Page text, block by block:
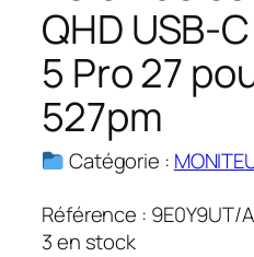
QHD USB-
5 Pro 27
527pm
Catégorie :
Référence : 9E0Y9UT/
3 en stock